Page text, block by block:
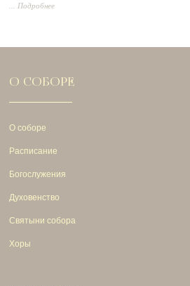
... Подробнее
О СОБОРЕ
О соборе
Расписание
Богослужения
Духовенство
Святыни собора
Хоры